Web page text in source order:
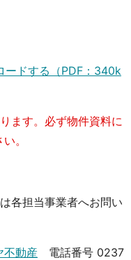
ードする（PDF：340k
ます。必ず物件資料に
。
各担当事業者へお問い
不動産 電話番号 0237